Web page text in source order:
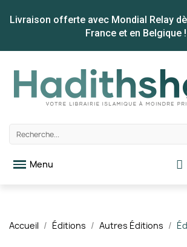
Livraison offerte avec Mondial Relay
France et en Belgique !
Accueil Éditions Autres Éditions